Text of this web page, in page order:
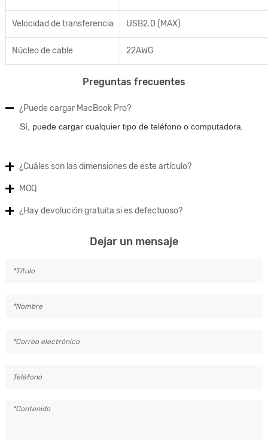
Velocidad de transferencia USB2.0 (MAX)
Núcleo de cable 22AWG
Preguntas frecuentes
¿Puede cargar MacBook Pro?
Sí, puede cargar cualquier tipo de teléfono o computadora.
¿Cuáles son las dimensiones de este artículo?
MOQ
¿Hay devolución gratuita si es defectuoso?
Dejar un mensaje